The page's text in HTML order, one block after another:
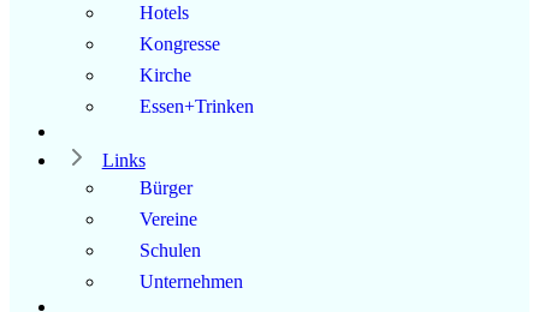
Hotels
Kongresse
Kirche
Essen+Trinken
Links
Bürger
Vereine
Schulen
Unternehmen